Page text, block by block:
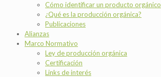
Cómo identificar un producto orgánico
¿Qué es la producción orgánica?
Publicaciones
Alianzas
Marco Normativo
Ley de producción orgánica
Certificación
Links de interés